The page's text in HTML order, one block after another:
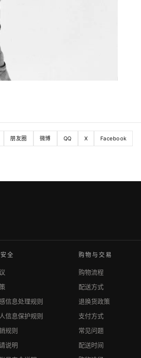
朋友圈 微博 QQ X Facebook
全
信息处理规则
信息保护规则
规则
说明
购物与交易
购物流程
配送方式
退换货政策
支付方式
常见问题
配送时间